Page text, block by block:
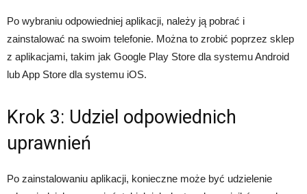
Po wybraniu odpowiedniej aplikacji, należy ją pobrać i
zainstalować na swoim telefonie. Można to zrobić poprzez sklep
z aplikacjami, takim jak Google Play Store dla systemu Android
lub App Store dla systemu iOS.
Krok 3: Udziel odpowiednich
uprawnień
Po zainstalowaniu aplikacji, konieczne może być udzielenie